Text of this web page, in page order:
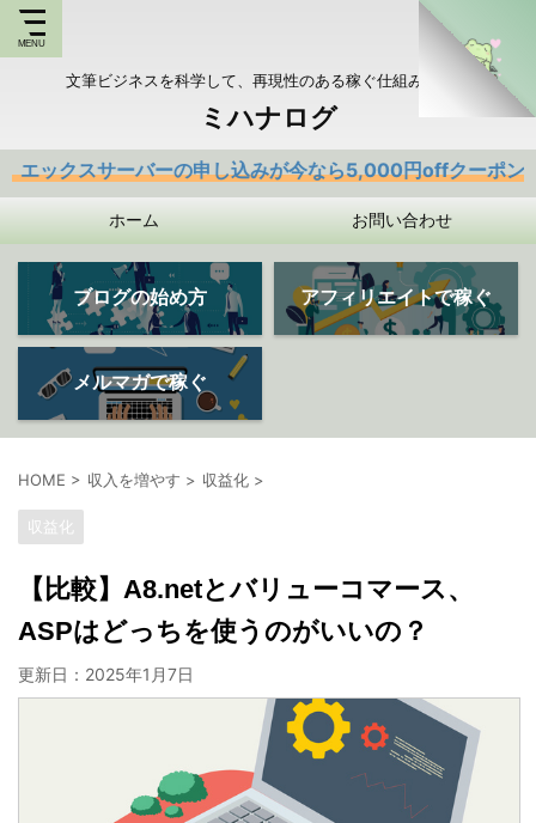
文筆ビジネスを科学して、再現性のある稼ぐ仕組みを持つ
ミハナログ
ーバーの申し込みが今なら5,000円offクーポンあり
ホーム お問い合わせ
ブログの始め方 アフィリエイトで稼ぐ
メルマガで稼ぐ
HOME > 収入を増やす > 収益化 >
収益化
【比較】A8.netとバリューコマース、
ASPはどっちを使うのがいいの？
更新日： 2025年1月7日